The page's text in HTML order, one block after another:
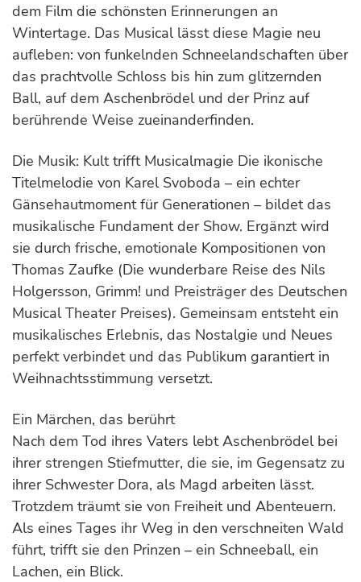
dem Film die schönsten Erinnerungen an
Wintertage. Das Musical lässt diese Magie neu
aufleben: von funkelnden Schneelandschaften über
das prachtvolle Schloss bis hin zum glitzernden
Ball, auf dem Aschenbrödel und der Prinz auf
berührende Weise zueinanderfinden.
Die Musik: Kult trifft Musicalmagie Die ikonische
Titelmelodie von Karel Svoboda – ein echter
Gänsehautmoment für Generationen – bildet das
musikalische Fundament der Show. Ergänzt wird
sie durch frische, emotionale Kompositionen von
Thomas Zaufke (Die wunderbare Reise des Nils
Holgersson, Grimm! und Preisträger des Deutschen
Musical Theater Preises). Gemeinsam entsteht ein
musikalisches Erlebnis, das Nostalgie und Neues
perfekt verbindet und das Publikum garantiert in
Weihnachtsstimmung versetzt.
Ein Märchen, das berührt
Nach dem Tod ihres Vaters lebt Aschenbrödel bei
ihrer strengen Stiefmutter, die sie, im Gegensatz zu
ihrer Schwester Dora, als Magd arbeiten lässt.
Trotzdem träumt sie von Freiheit und Abenteuern.
Als eines Tages ihr Weg in den verschneiten Wald
führt, trifft sie den Prinzen – ein Schneeball, ein
Lachen, ein Blick.